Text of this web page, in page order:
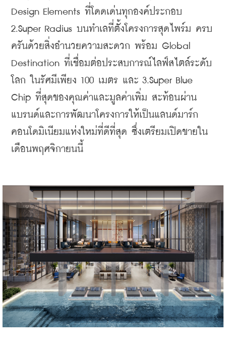
Design Elements ที่โดดเด่นทุกองค์ประกอบ
2.Super Radius บนทำเลที่ตั้งโครงการสุดไพร์ม ครบ
ครันด้วยสิ่งอำนวยความสะดวก พร้อม Global
Destination ที่เชื่อมต่อประสบการณ์ไลฟ์สไตล์ระดับ
โลก ในรัศมีเพียง 100 เมตร และ 3.Super Blue
Chip ที่สุดของคุณค่าและมูลค่าเพิ่ม สะท้อนผ่าน
แบรนด์และการพัฒนาโครงการให้เป็นแลนด์มาร์ก
คอนโดมิเนียมแห่งใหม่ที่ดีที่สุด ซึ่งเตรียมเปิดขายใน
เดือนพฤศจิกายนนี้